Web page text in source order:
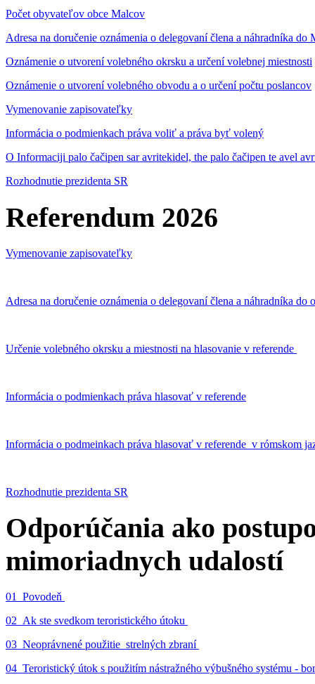
Počet obyvateľov obce Malcov
Adresa na doručenie oznámenia o delegovaní člena a náhradníka
Oznámenie o utvorení volebného okrsku a určení volebnej miestnosti
Oznámenie o utvorení volebného obvodu a o určení počtu poslancov
Vymenovanie zapisovateľky
Informácia o podmienkach práva voliť a práva byť volený
O Informaciji palo čačipen sar avritekidel, the palo čačipen te avel
Rozhodnutie prezidenta SR
Referendum 2026
Vymenovanie zapisovateľky
Adresa na doručenie oznámenia o delegovaní člena a náhradníka
Určenie volebného okrsku a miestnosti na hlasovanie v referende
Informácia o podmienkach práva hlasovať v referende
Informácia o podmeinkach práva hlasovať v referende v rómskom
Rozhodnutie prezidenta SR
Odporúčania ako
mimoriadnych udalostí
01_Povodeň
02_Ak ste svedkom teroristického útoku
03_Neoprávnené použitie strelných zbraní
04_Teroristický útok s použitím nástražného výbušného systému -